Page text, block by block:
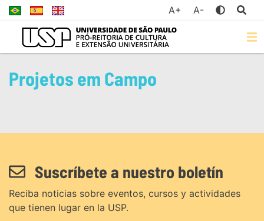
A+ A-
Projetos em Campo
Suscríbete a nuestro boletín
Reciba noticias sobre eventos, cursos y actividades
que tienen lugar en la USP.